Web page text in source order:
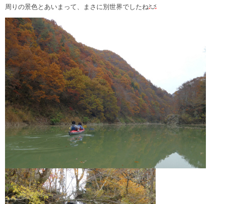
周りの景色とあいまって、まさに別世界でしたね